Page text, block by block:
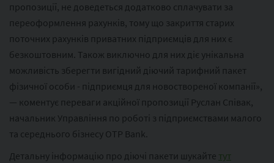
пропозиції, не доведеться додатково сплачувати за
переоформлення рахунків, тому що закриття старих
поточних рахунків приватних підприємців для них є
безкоштовним. Також виключно для них діє унікальна
можливість зберегти вигідний діючий тарифний пакет
фізичної особи - підприємця для новоствореної компанії»,
— коментує переваги акційної пропозиції Руслан Співак,
начальник Управління по роботі з підприємствами малого
та середнього бізнесу OTP Bank.
Детальну інформацію про діючі пакети шукайте тут